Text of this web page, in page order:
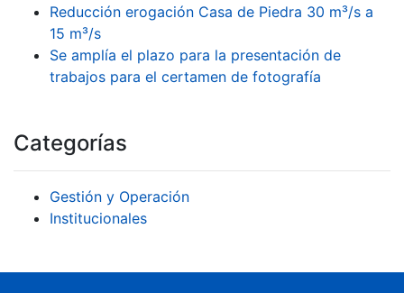
Reducción erogación Casa de Piedra 30 m³/s a
15 m³/s
Se amplía el plazo para la presentación de
trabajos para el certamen de fotografía
Categorías
Gestión y Operación
Institucionales